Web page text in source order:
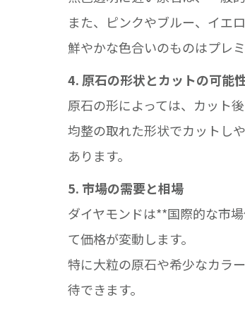
また、ピンクやブルー、イエ
鮮やかな色合いのものはプレ
4. 原石の形状とカットの可能
原石の形によっては、カット
均整の取れた形状でカットし
あります。
5. 市場の需要と相場
ダイヤモンドは**国際的な市
て価格が変動します。
特に大粒の原石や希少なカラ
待できます。